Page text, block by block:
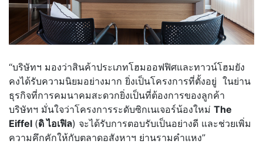
“บริษัทฯ มองว่าสินค้าประเภทโฮมออฟฟิศและทาวน์โฮมยัง
คงได้รับความนิยมอย่างมาก ยิ่งเป็นโครงการที่ตั้งอยู่ ในย่าน
ธุรกิจที่การคมนาคมสะดวกยิ่งเป็นที่ต้องการของลูกค้า
บริษัทฯ มั่นใจว่าโครงการระดับซิกเนเจอร์น้องใหม่ The
Eiffel (ดิ ไอเฟิล) จะได้รับการตอบรับเป็นอย่างดี และช่วยเพิ่ม
ความคึกคักให้กับตลาดอสังหาฯ ย่านรามคำแหง”